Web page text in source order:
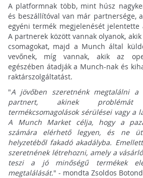
A platformnak több, mint húsz
és beszállítóval van már partnersége,
egyéni termék megjelenését
A partnerek között vannak olyanok,
csomagokat, majd a Munch által
vevőnek, míg vannak, akik az
egészében átadják a Munch-nak és
raktárszolgáltatást.
"A jövőben szeretnénk megtalálni
partnert, akinek
termékcsomagolások sérülései vagy a
A Munch Market célja, hogy a
számára elérhető legyen, és ne
helyzetéből fakadó akadályba.
szeretnének létrehozni, amely a
teszi a jó minőségű termékek
megtalálását." - mondta Zsoldos